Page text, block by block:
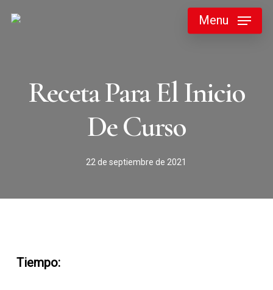
Menu
Receta Para El Inicio
De Curso
22 de septiembre de 2021
Tiempo: